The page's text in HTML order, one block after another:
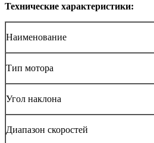
Технические характеристики:
Наименование
Тип мотора
Угол наклона
Диапазон скоростей